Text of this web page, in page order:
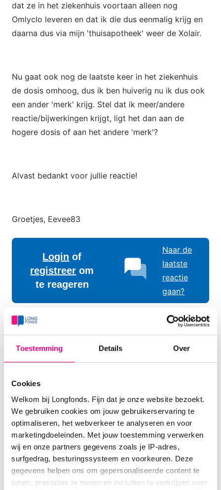
Toestemming Details Over
Cookies
Welkom bij Longfonds. Fijn dat je onze website bezoekt.
We gebruiken cookies om jouw gebruikerservaring te
optimaliseren, het webverkeer te analyseren en voor
marketingdoeleinden. Met jouw toestemming verwerken
wij en onze partners gegevens zoals je IP-adres,
surfgedrag, besturingssysteem en voorkeuren. Deze
gegevens helpen ons om gepersonaliseerde content te
tonen, prestaties te meten en inzichten te verkrijgen over
dat ze in het ziekenhuis voortaan alleen nog
Omlyclo leveren en dat ik die dus eenmalig krijg en
daarna dus via mijn 'thuisapotheek' weer de Xolair.
Nu gaat ook nog de laatste keer in het ziekenhuis
de dosis omhoog, dus ik ben huiverig nu ik dus ook
een ander 'merk' krijg. Stel dat ik meer/andere
reactie/bijwerkingen krijgt, ligt het dan aan de
hogere dosis of aan het andere 'merk'?
Alvast bedankt voor jullie reactie!
Groetjes, Eevee83
Login of
registreer om
te reageren
Naar de
laatste
reactie
gaan?
dr Anne Leendertse apotheker
Zorgprofessional
01-06-2026 om 19:16 uur
Je hoeft je over de hulpstoffen geen zorgen te
maken, deze zijn hetzelfde. Je zal hier niet anders
op reageren of bijwerkingen van krijgen.
Wel is de omaluzimab van de Omlyco® in een ander
laboratorium gemaakt dan dat van de Xolair®.
Omaluzimab is een biologisch medicijn. Het wordt
gemaakt van levende cellen en lijkt op